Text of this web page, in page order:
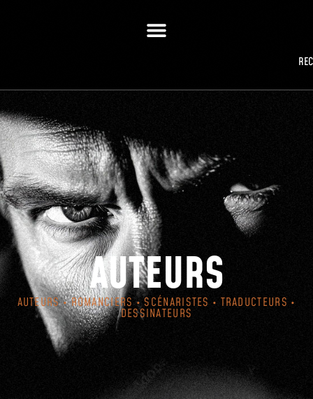
AUTEURS
AUTEURS • ROMANCIERS • SCÉNARISTES • TRADUCTEURS •
DESSINATEURS